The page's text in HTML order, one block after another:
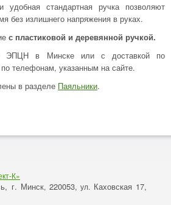
стандартная ручка позволяют
без излишнего напряжения в руках.
с пластиковой и деревянной ручкой.
ЭПЦН в Минске или с доставкой по
телефонам, указанным на сайте.
в разделе Паяльники.
К»
г. Минск, 220053, ул. Каховская 17,